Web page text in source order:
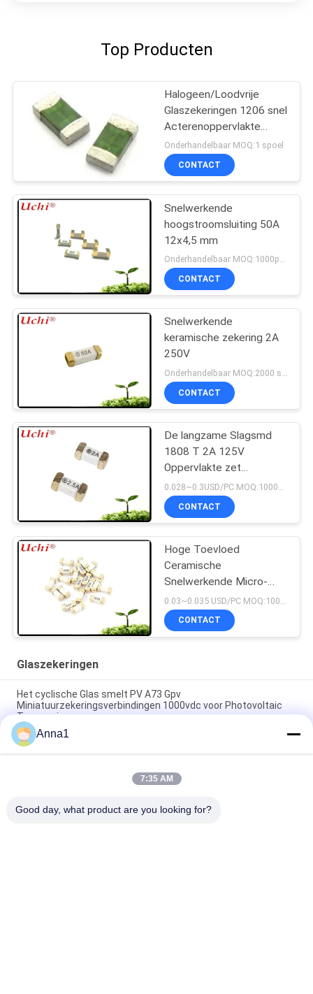
Top Producten
Halogeen/Loodvrije
Glaszekeringen 1206 snel
Acterenoppervlakte
zetten Zekeringen op
Onderhandelbaar MOQ:1 spoel
CONTACT
Snelwerkende
hoogstroomsluiting 50A
12x4,5 mm
Onderhandelbaar MOQ:1000pcs
CONTACT
Snelwerkende
keramische zekering 2A
250V
CONTACT
De langzame Slagsmd
1808 T 2A 125V
Oppervlakte zet
Zekeringenul cUL ROHS
BEREIK CQC op
CONTACT
Hoge Toevloed
Ceramische
Snelwerkende Micro-
Zekering 2A 300V
6.1x2.5 Mm SSF1200
CONTACT
Glaszekeringen
Het cyclische Glas smelt PV A73 Gpv
Miniatuurzekeringsverbindingen 1000vdc voor Photovoltaic
Toepassing
SMD1140 476 van de Langzame Slagreeksen Oppervlakte zet
Pico-Zekering 1A 250VAC 400VDC voor LEIDENE Verlichting op
Hoogspanning 5,500 van de de Zekerings500v Pauze van de
Anna1
7:35 AM
Good day, what product are you looking for?